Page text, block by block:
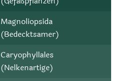
Magnoliopsida
(Bedecktsamer)
Caryophyllales
(Nelkenartige)